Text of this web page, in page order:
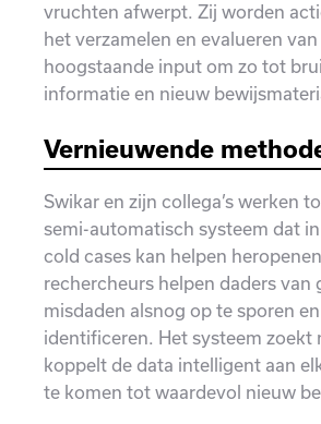
vruchten afwerpt. Zij worden
het verzamelen en evalueren
hoogstaande input om zo tot
informatie en nieuw
Vernieuwende
Swikar en zijn collega’s werken
semi-automatisch systeem dat
cold cases kan helpen
rechercheurs helpen daders van
misdaden alsnog op te sporen
identificeren. Het systeem zoekt
koppelt de data intelligent aan
te komen tot waardevol nieuw